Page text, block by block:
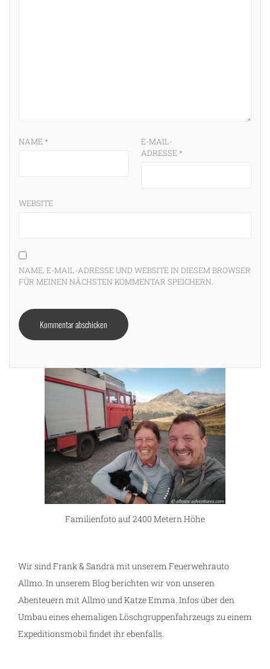
NAME*
E-MAIL-
ADRESSE*
WEBSITE
NAME, E-MAIL-ADRESSE UND WEBSITE IN DIESEM BROWSER
FÜR MEINEN NÄCHSTEN KOMMENTAR SPEICHERN.
Familienfoto auf 2400 Metern Höhe
Wir sind Frank & Sandra mit unserem Feuerwehrauto
Allmo. In unserem Blog berichten wir von unseren
Abenteuern mit Allmo und Katze Emma. Infos über den
Umbau eines ehemaligen Löschgruppenfahrzeugs zu einem
Expeditionsmobil findet ihr ebenfalls.